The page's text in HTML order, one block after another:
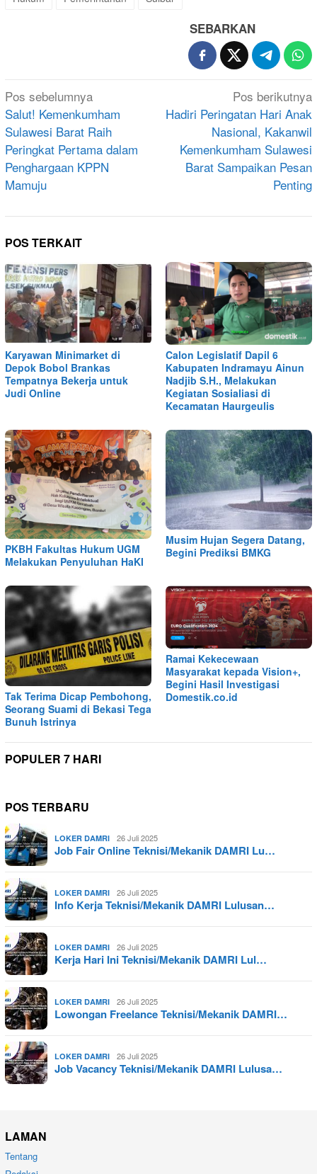
SEBARKAN
Navigasi
pos
Pos sebelumnya
Salut! Kemenkumham
Sulawesi Barat Raih
Peringkat Pertama dalam
Penghargaan KPPN
Mamuju
Pos berikutnya
Hadiri Peringatan Hari Anak
Nasional, Kakanwil
Kemenkumham Sulawesi
Barat Sampaikan Pesan
Penting
POS TERKAIT
Karyawan Minimarket di
Depok Bobol Brankas
Tempatnya Bekerja untuk
Judi Online
Calon Legislatif Dapil 6
Kabupaten Indramayu Ainun
Nadjib S.H., Melakukan
Kegiatan Sosialiasi di
Kecamatan Haurgeulis
PKBH Fakultas Hukum UGM
Melakukan Penyuluhan HaKI
Musim Hujan Segera Datang,
Begini Prediksi BMKG
Tak Terima Dicap Pembohong,
Seorang Suami di Bekasi Tega
Bunuh Istrinya
Ramai Kekecewaan
Masyarakat kepada Vision+,
Begini Hasil Investigasi
Domestik.co.id
POPULER 7 HARI
POS TERBARU
LOKER DAMRI 26 Juli 2025
Job Fair Online Teknisi/Mekanik DAMRI Lu…
LOKER DAMRI 26 Juli 2025
Info Kerja Teknisi/Mekanik DAMRI Lulusan…
LOKER DAMRI 26 Juli 2025
Kerja Hari Ini Teknisi/Mekanik DAMRI Lul…
LOKER DAMRI 26 Juli 2025
Lowongan Freelance Teknisi/Mekanik DAMRI…
LOKER DAMRI 26 Juli 2025
Job Vacancy Teknisi/Mekanik DAMRI Lulusa…
LAMAN
Tentang